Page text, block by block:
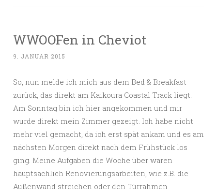
WWOOFen in Cheviot
9. JANUAR 2015
So, nun melde ich mich aus dem Bed & Breakfast
zurück, das direkt am Kaikoura Coastal Track liegt.
Am Sonntag bin ich hier angekommen und mir
wurde direkt mein Zimmer gezeigt. Ich habe nicht
mehr viel gemacht, da ich erst spät ankam und es am
nächsten Morgen direkt nach dem Frühstück los
ging. Meine Aufgaben die Woche über waren
hauptsächlich Renovierungsarbeiten, wie z.B. die
Außenwand streichen oder den Türrahmen